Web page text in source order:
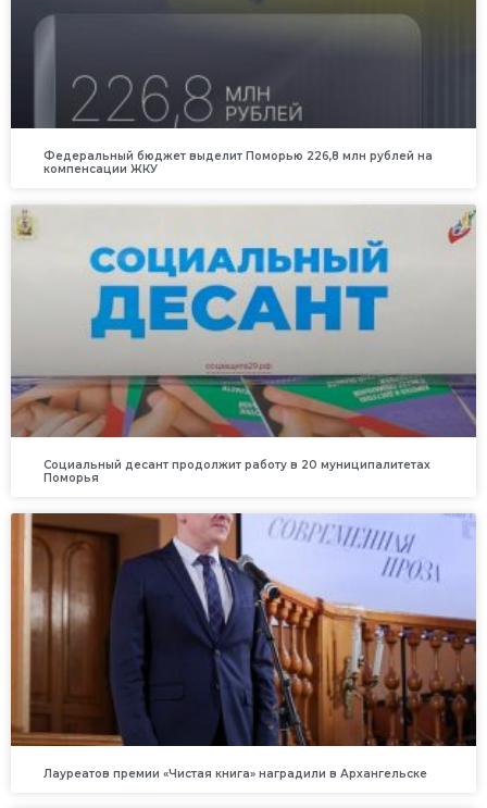
Федеральный бюджет выделит Поморью 226,8 млн рублей на
компенсации ЖКУ
Социальный десант продолжит работу в 20 муниципалитетах
Поморья
Лауреатов премии «Чистая книга» наградили в Архангельске